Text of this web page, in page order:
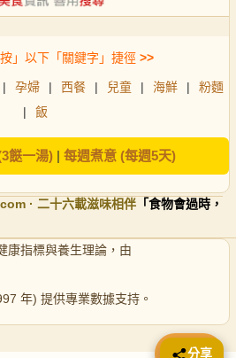
」以下「關鍵字」捷徑 >>
| 孕婦 | 西餐 | 兒童 | 海鮮 |
粉麵
|
飯
餸一湯)| 每週煮意 (每週5天)
· 二十六載滋味相伴 「食物會過時，
康指標與養生理論，由
年) 提供專業數據支持。
📤 分享
分享